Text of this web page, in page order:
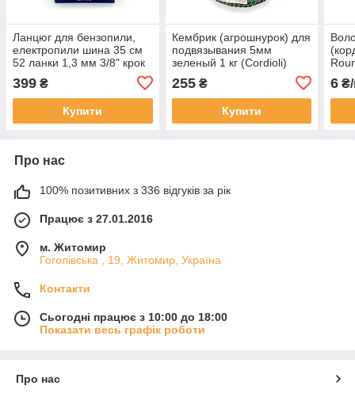
Ланцюг для бензопили,
електропили шина 35 см
52 ланки 1,3 мм 3/8" крок
399 ₴
Купити
Кембрик (агрошнурок) для
подвязывания 5мм
зеленый 1 кг (Cordioli)
255₴
Купити
6
Про нас
100% позитивних з 336 відгуків за рік
Працює з 27.01.2016
м. Житомир
Гоголівська , 19, Житомир, Україна
Контакти
Сьогодні працює з 10:00 до 18:00
Показати весь графік роботи
Про нас